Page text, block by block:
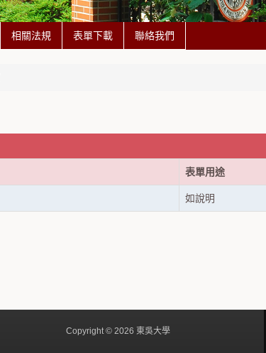
相關法規 表單下載 聯絡我們
表單用途
如說明
Copyright © 2026 東吳大學